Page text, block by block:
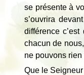
se présente à
s’ouvrira
différence
chacun de
ne pouvons
Que le